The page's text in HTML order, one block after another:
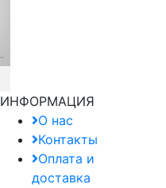
ИНФОРМАЦИЯ
О нас
Контакты
Оплата и
доставка